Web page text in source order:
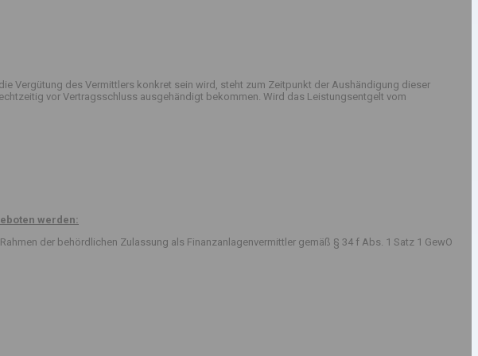
Vergütung des Vermittlers konkret sein wird, steht zum Zeitpunkt der Aushändigung dieser
vor Vertragsschluss ausgehändigt bekommen. Wird das Leistungsentgelt vom
werden:
der behördlichen Zulassung als Finanzanlagenvermittler gemäß § 34 f Abs. 1 Satz 1 GewO